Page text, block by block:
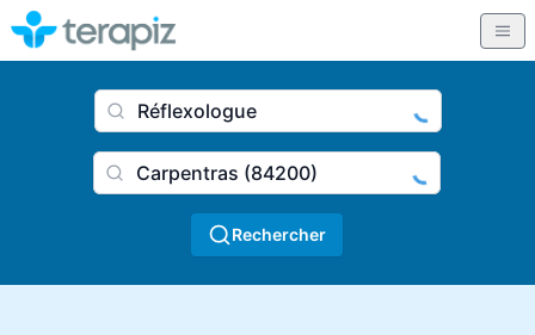
Ville
Rechercher